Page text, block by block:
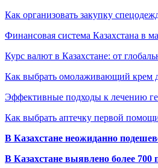
Как организовать закупку
Финансовая система Казахстана в
Курс валют в Казахстане: от
Как выбрать омолаживающий крем
Эффективные подходы к лечению
Как выбрать аптечку первой
В Казахстане неожиданно
В Казахстане выявлено более 700